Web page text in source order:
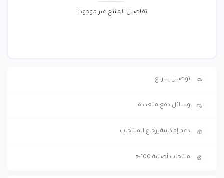
تفاصيل المنتج غير موجود !
توصيل سريع
وسائل دفع متعددة
دعم إمكانية إرجاع المنتجات
منتجات أصلية 100%